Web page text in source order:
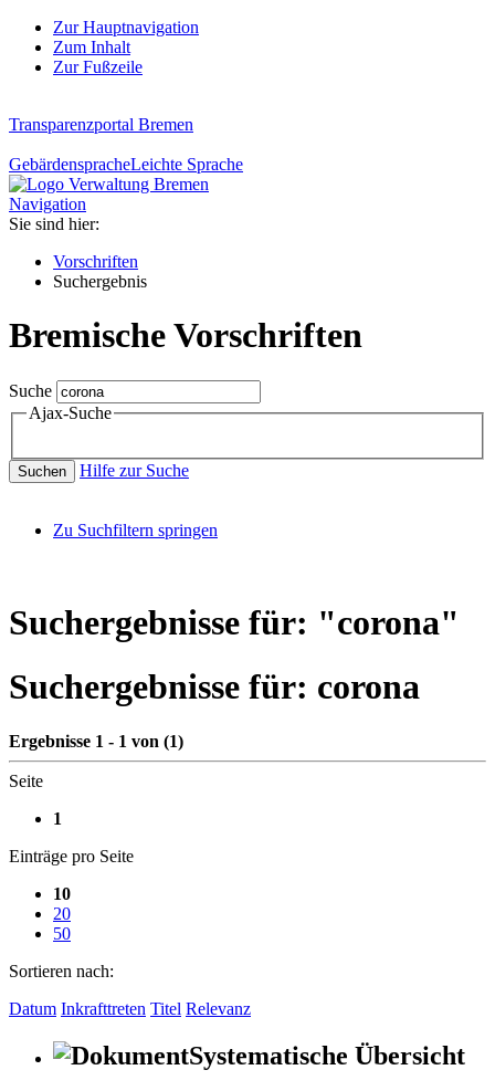
Zur Hauptnavigation
Zum Inhalt
Zur Fußzeile
Transparenzportal Bremen
GebärdenspracheLeichte Sprache
Navigation
Sie sind hier:
Vorschriften
Suchergebnis
Bremische Vorschriften
Suche
Ajax-Suche
Suchen Hilfe zur Suche
Zu Suchfiltern springen
Suchergebnisse für: "corona"
Suchergebnisse für: corona
Ergebnisse 1 - 1 von (1)
Seite
1
Einträge pro Seite
10
20
50
Sortieren nach:
Datum Inkrafttreten Titel Relevanz
Systematische Übersicht